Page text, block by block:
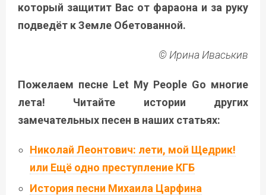
который защитит Вас от фараона и за руку
подведёт к Земле Обетованной.
© Ирина Иваськив
Пожелаем песне Let My People Go многие
лета! Читайте истории других
замечательных песен в наших статьях:
Николай Леонтович: лети, мой Щедрик!
или Ещё одно преступление КГБ
История песни Михаила Царфина